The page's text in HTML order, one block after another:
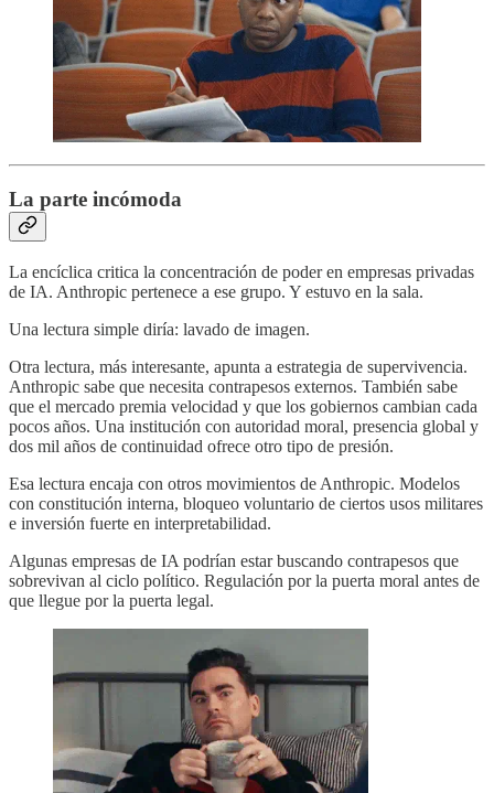
La parte incómoda
La encíclica critica la concentración de poder en empresas privadas
de IA. Anthropic pertenece a ese grupo. Y estuvo en la sala.
Una lectura simple diría: lavado de imagen.
Otra lectura, más interesante, apunta a estrategia de supervivencia.
Anthropic sabe que necesita contrapesos externos. También sabe
que el mercado premia velocidad y que los gobiernos cambian cada
pocos años. Una institución con autoridad moral, presencia global y
dos mil años de continuidad ofrece otro tipo de presión.
Esa lectura encaja con otros movimientos de Anthropic. Modelos
con constitución interna, bloqueo voluntario de ciertos usos militares
e inversión fuerte en interpretabilidad.
Algunas empresas de IA podrían estar buscando contrapesos que
sobrevivan al ciclo político. Regulación por la puerta moral antes de
que llegue por la puerta legal.